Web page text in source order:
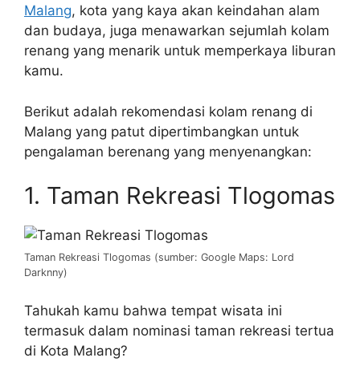
Malang, kota yang kaya akan keindahan alam
dan budaya, juga menawarkan sejumlah kolam
renang yang menarik untuk memperkaya liburan
kamu.
Berikut adalah rekomendasi kolam renang di
Malang yang patut dipertimbangkan untuk
pengalaman berenang yang menyenangkan:
1. Taman Rekreasi Tlogomas
Taman Rekreasi Tlogomas (sumber: Google Maps: Lord
Darknny)
Tahukah kamu bahwa tempat wisata ini
termasuk dalam nominasi taman rekreasi tertua
di Kota Malang?